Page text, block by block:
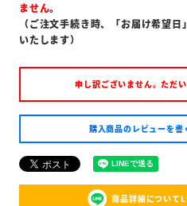
ません。
（ご注文手続き時、「お届け希望
いたします）
申し訳ございません。ただ
購入商品のレビューを
商品詳細について